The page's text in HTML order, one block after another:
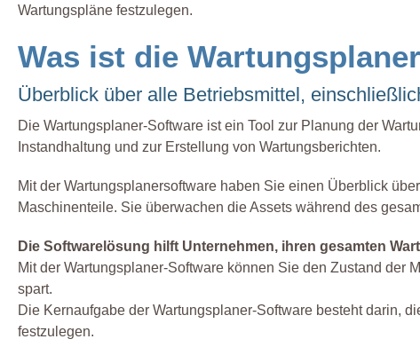
Wartungspläne festzulegen.
Was ist die
Überblick über alle Betriebsmittel,
Die Wartungsplaner-Software ist ein Tool zur Planung der
Instandhaltung und zur Erstellung von Wartungsberichten.
Mit der Wartungsplanersoftware haben Sie einen Überblick
Maschinenteile. Sie überwachen die Assets während des
Die Softwarelösung hilft Unternehmen, ihren gesamten
Mit der Wartungsplaner-Software können Sie den Zustand der
spart.
Die Kernaufgabe der Wartungsplaner-Software besteht darin,
festzulegen.